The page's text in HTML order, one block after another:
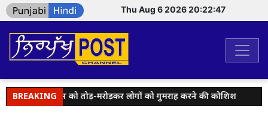
Thu Aug 6 2026 20:22:47
BREAKING
दिए गए बयान को तोड़-मरोड़कर लोगों को गुमराह करने की कोशिश